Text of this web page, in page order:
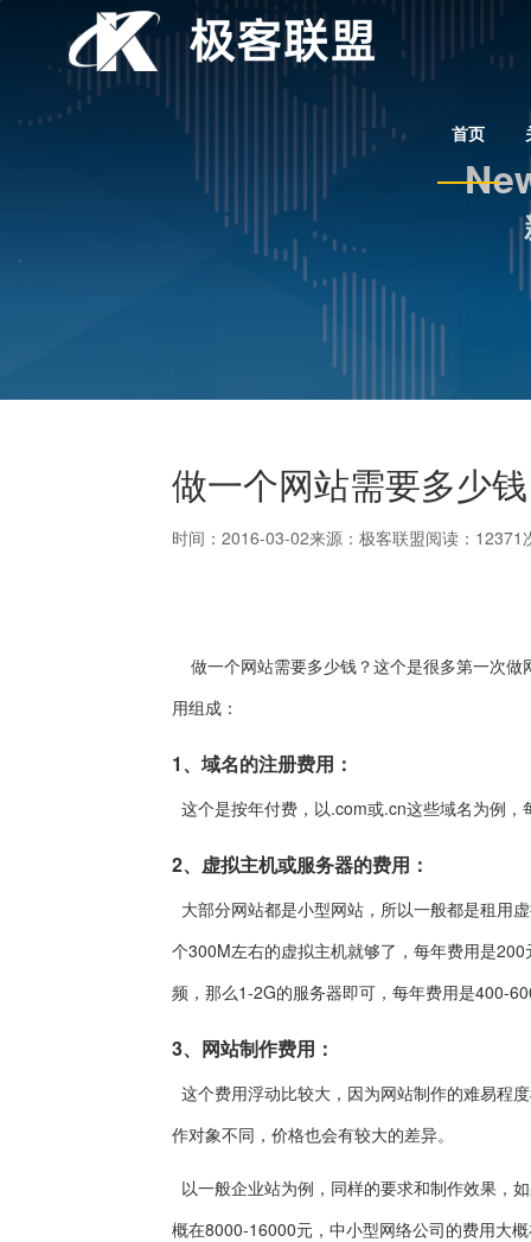
首页
做一个网站需要多少钱
时间：2016-03-02来源：极客联盟阅读：12371
做一个网站需要多少钱？这个是很多第一次做
用组成：
1、域名的注册费用：
这个是按年付费，以.com或.cn这些域名为例
2、虚拟主机或服务器的费用：
大部分网站都是小型网站，所以一般都是租用
个300M左右的虚拟主机就够了，每年费用是
频，那么1-2G的服务器即可，每年费用是400-
3、网站制作费用：
这个费用浮动比较大，因为网站制作的难易程
作对象不同，价格也会有较大的差异。
以一般企业站为例，同样的要求和制作效果，
概在8000-16000元，中小型网络公司的费用大